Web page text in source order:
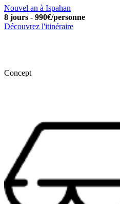
Nouvel an à Ispahan
8 jours - 990€/personne
Découvrez l'itinéraire
Concept